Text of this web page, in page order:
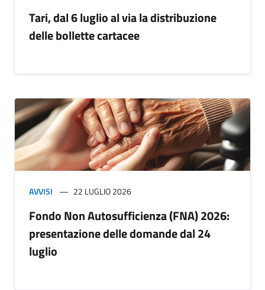
Tari, dal 6 luglio al via la distribuzione
delle bollette cartacee
AVVISI 22 LUGLIO 2026
Fondo Non Autosufficienza (FNA) 2026:
presentazione delle domande dal 24
luglio